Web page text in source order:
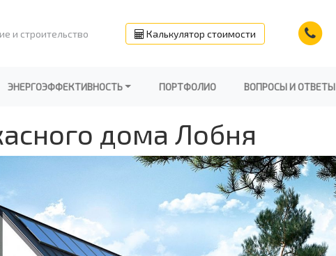
и строительство
Калькулятор стоимости
ЭНЕРГОЭФФЕКТИВНОСТЬ ПОРТФОЛИО ВОПРОСЫ И ОТВЕТЫ
дома Лобня